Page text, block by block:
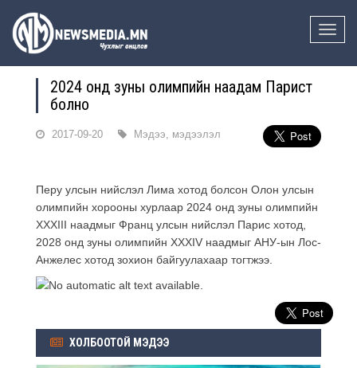
Toggle
2024 онд зуны олимпийн наадам Парист
болно
2017-09-20 Мэдээ, мэдээлэл
Перу улсын нийслэл Лима хотод болсон Олон улсын
олимпийн хорооны хурлаар 2024 онд зуны олимпийн
XXXIII наадмыг Франц улсын нийслэл Парис хотод,
2028 онд зуны олимпийн XXXIV наадмыг АНУ-ын Лос-
Анжелес хотод зохион байгуулахаар тогтжээ.
ХОЛБООТОЙ МЭДЭЭ